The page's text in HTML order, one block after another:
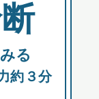
る
約３分